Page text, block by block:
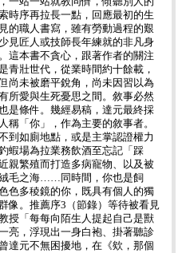
時序再拉長一點，回應最初的生
的職人書寫，雖有勞動過程的艱
見匠人或技師長年練就的非凡身
這本書不貪心，跟著作者的關注
青壯世代，從業時間約十餘載，
尚未被磨平銳角，尚未因習以為
所愛與生死憂思之間。敘事必然
是條件。幾經易稿，達元最終採
稱「你」，作為主要的敘事者。
到如廁地點，或是主掌認證權力
蝦場為拉業務飲酒至忘記「踩
親繁殖而打造多病寵物、以及被
毛之海……同時間，你也是飼
色多稜鏡的你，既具有個人的獨
像。推薦序3（節錄）等待被看見
授「每每向陌生人提起自己是獸
亮，浮現出一身白袍、掛著聽診
達元不無困擾地，在《欸，那個